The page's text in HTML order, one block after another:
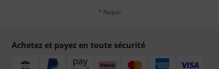
* Requis
Achetez et payez en toute sécurité